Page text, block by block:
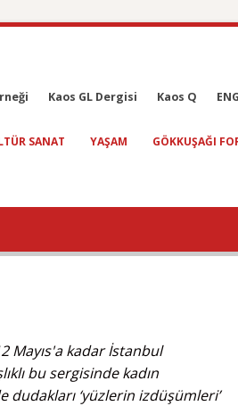
Kaos GL Dergisi Kaos Q
SANAT YAŞAM GÖKKUŞAĞI
Mayıs'a kadar İstanbul
bu sergisinde kadın
dudakları ‘yüzlerin izdüşümleri’